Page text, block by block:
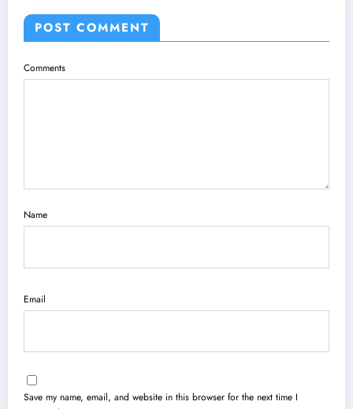
POST COMMENT
Comments
Name
Email
Save my name, email, and website in this browser for the next time I